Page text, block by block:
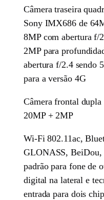
Câmera traseira
Sony IMX686 de
8MP com abertura f/
2MP para
abertura f/2.4 sendo
para a versão 4G
Câmera frontal dupla
20MP + 2MP
Wi-Fi 802.11ac,
GLONASS, BeiDou,
padrão para fone de
digital na lateral e
entrada para dois